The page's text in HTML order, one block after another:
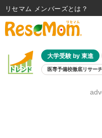
大学受験 by 東進
医専予備校徹底リサーチ
8月開催
リセマム メンバーズ